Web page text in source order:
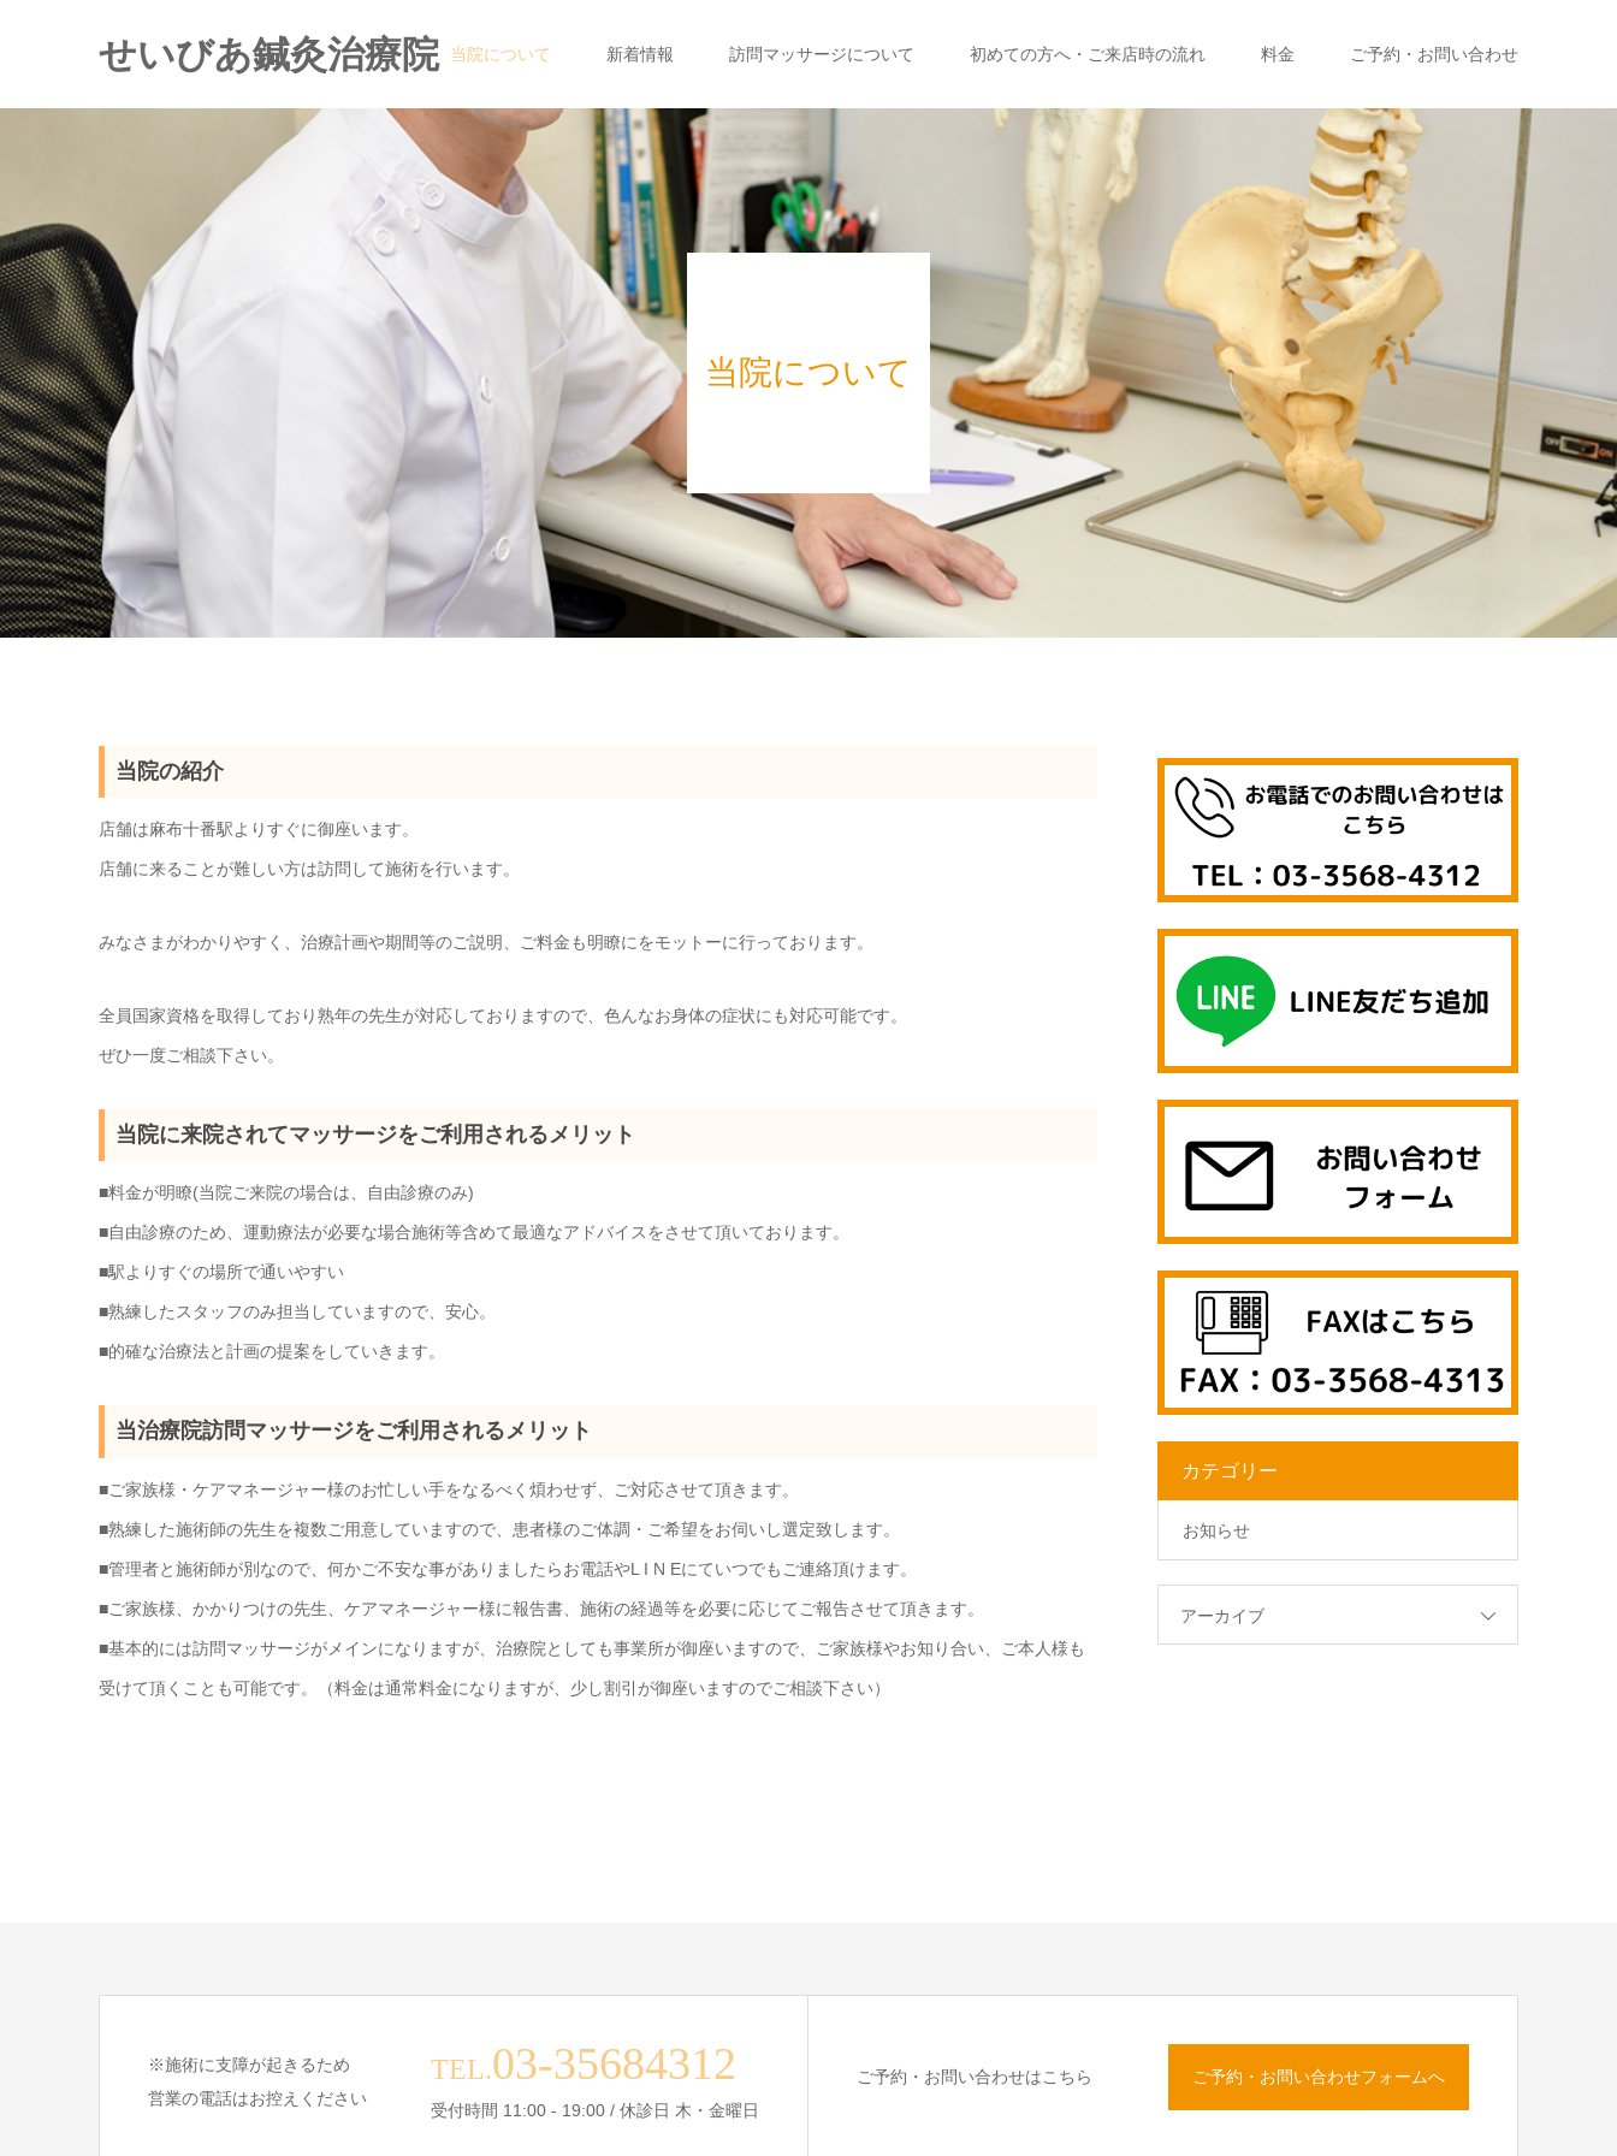
せいびあ鍼灸治療院 当院について 新着情報 訪問マッサージについて 初めての方へ・ご来店時の流れ 料金 ご予約・お問い合わせ
当院について
当院の紹介
店舗は麻布十番駅よりすぐに御座います。
店舗に来ることが難しい方は訪問して施術を行います。
みなさまがわかりやすく、治療計画や期間等のご説明、ご料金も明瞭にをモットーに行っております。
全員国家資格を取得しており熟年の先生が対応しておりますので、色んなお身体の症状にも対応可能です。
ぜひ一度ご相談下さい。
当院に来院されてマッサージをご利用されるメリット
■料金が明瞭(当院ご来院の場合は、自由診療のみ)
■自由診療のため、運動療法が必要な場合施術等含めて最適なアドバイスをさせて頂いております。
■駅よりすぐの場所で通いやすい
■熟練したスタッフのみ担当していますので、安心。
■的確な治療法と計画の提案をしていきます。
当治療院訪問マッサージをご利用されるメリット
■ご家族様・ケアマネージャー様のお忙しい手をなるべく煩わせず、ご対応させて頂きます。
■熟練した施術師の先生を複数ご用意していますので、患者様のご体調・ご希望をお伺いし選定致します。
■管理者と施術師が別なので、何かご不安な事がありましたらお電話やL I N Eにていつでもご連絡頂けます。
■ご家族様、かかりつけの先生、ケアマネージャー様に報告書、施術の経過等を必要に応じてご報告させて頂きます。
■基本的には訪問マッサージがメインになりますが、治療院としても事業所が御座いますので、ご家族様やお知り合い、ご本人様も
受けて頂くことも可能です。（料金は通常料金になりますが、少し割引が御座いますのでご相談下さい）
カテゴリー
お知らせ
アーカイブ
※施術に支障が起きるため
営業の電話はお控えください
TEL.03-35684312
受付時間 11:00 - 19:00 / 休診日 木・金曜日
ご予約・お問い合わせはこちら ご予約・お問い合わせフォームへ